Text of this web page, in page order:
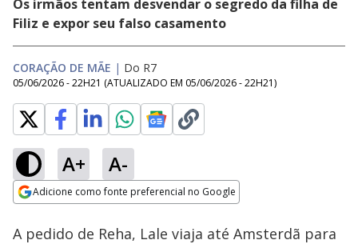
Os irmãos tentam desvendar o segredo da filha de
Filiz e expor seu falso casamento
CORAÇÃO DE MÃE | Do R7
05/06/2026 - 22H21 (ATUALIZADO EM 05/06/2026 - 22H21)
A+ A-
Adicione como fonte preferencial no Google
Ativar
81.34%
A pedido de Reha, Lale viaja até Amsterdã para